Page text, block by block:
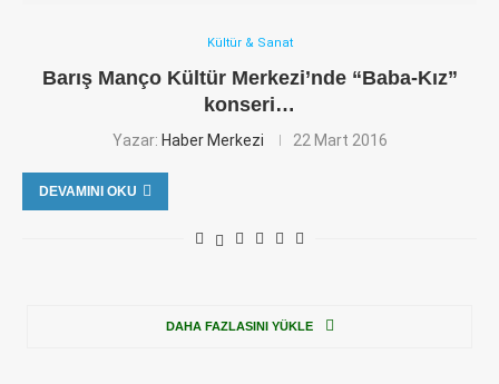
Kültür & Sanat
Barış Manço Kültür Merkezi’nde “Baba-Kız”
konseri…
Yazar: Haber Merkezi 22 Mart 2016
DEVAMINI OKU
DAHA FAZLASINI YÜKLE